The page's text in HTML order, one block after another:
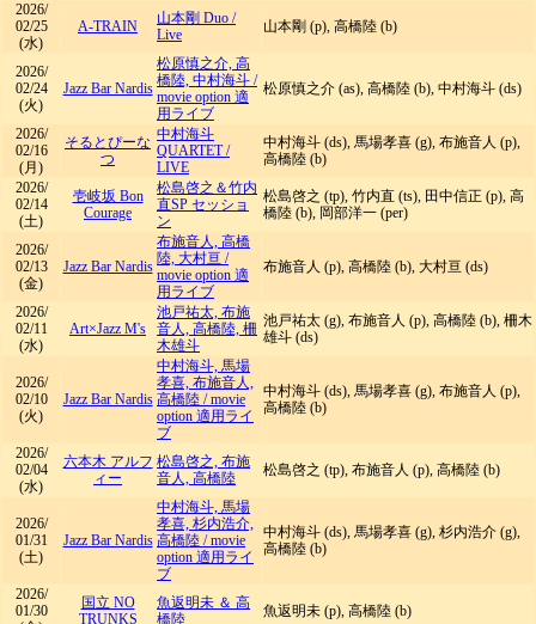
2026/
02/25
(水)
A-TRAIN 山本剛 Duo /
Live
山本剛 (p), 高橋陸 (b)
2026/
02/24
(火)
Jazz Bar Nardis
松原慎之介, 高
橋陸, 中村海斗 /
movie option 適
用ライブ
松原慎之介 (as), 高橋陸 (b), 中村海斗 (ds)
2026/
02/16
(月)
そるとぴーな
つ
中村海斗
QUARTET/
LIVE
中村海斗 (ds), 馬場孝喜 (g), 布施音人 (p),
高橋陸 (b)
2026/
02/14
(土)
壱岐坂 Bon
Courage
松島啓之＆竹内
直SP セッショ
ン
松島啓之 (tp), 竹内直 (ts), 田中信正 (p), 高
橋陸 (b), 岡部洋一 (per)
2026/
02/13
(金)
Jazz Bar Nardis
布施音人, 高橋
陸, 大村亘 /
movie option 適
用ライブ
布施音人 (p), 高橋陸 (b), 大村亘 (ds)
2026/
02/11
(水)
Art×Jazz M's
池戸祐太, 布施
音人, 高橋陸, 柵
木雄斗
池戸祐太 (g), 布施音人 (p), 高橋陸 (b), 柵木
雄斗 (ds)
2026/
02/10
(火)
Jazz Bar Nardis
中村海斗, 馬場
孝喜, 布施音人,
高橋陸 /movie
option 適用ライ
ブ
中村海斗 (ds), 馬場孝喜 (g), 布施音人 (p),
高橋陸 (b)
2026/
02/04
(水)
六本木 アルフ
ィー
松島啓之, 布施
音人, 高橋陸
松島啓之 (tp), 布施音人 (p), 高橋陸 (b)
2026/
01/31
(土)
Jazz Bar Nardis
中村海斗, 馬場
孝喜, 杉内浩介,
高橋陸 /movie
option 適用ライ
ブ
中村海斗 (ds), 馬場孝喜 (g), 杉内浩介 (g),
高橋陸 (b)
2026/
01/30
国立 NO
TRUNKS
魚返明未 ＆ 高
橋陸
魚返明未 (p), 高橋陸 (b)